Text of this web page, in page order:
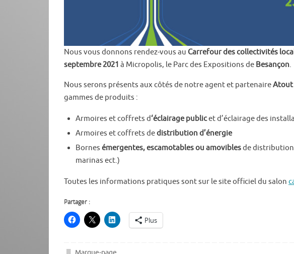
Nous vous donnons rendez-vous au Carrefour des collectivités
septembre 2021 à Micropolis, le Parc des Expositions de Besançon.
Nous serons présents aux côtés de notre agent et partenaireAtout
gammes de produits :
Armoires et coffrets d‘éclairage publicet d’éclairage des
Armoires et coffrets dedistribution d’énergie
Bornes émergentes, escamotables ou amoviblesde distribution
marinas ect.)
Toutes les informations pratiques sont sur le site officiel du salon
Partager :
Plus